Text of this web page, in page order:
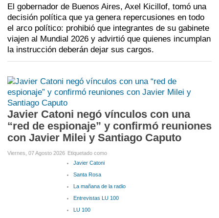
El gobernador de Buenos Aires, Axel Kicillof, tomó una
decisión política que ya genera repercusiones en todo
el arco político: prohibió que integrantes de su gabinete
viajen al Mundial 2026 y advirtió que quienes incumplan
la instrucción deberán dejar sus cargos.
Javier Catoni negó vínculos con una
“red de espionaje” y confirmó reuniones
con Javier Milei y Santiago Caputo
Viernes, 07 Agosto 2026 Etiquetado como
Javier Catoni
Santa Rosa
La mañana de la radio
Entrevistas LU 100
LU 100